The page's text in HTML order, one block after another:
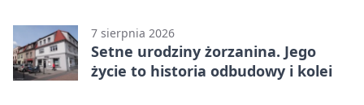
7 sierpnia 2026
Setne urodziny żorzanina. Jego
życie to historia odbudowy i kolei